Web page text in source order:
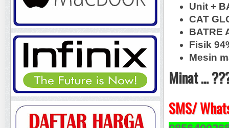
Unit +
CAT
BATRE
Fisik
Mesin
Minat ...
SMS/